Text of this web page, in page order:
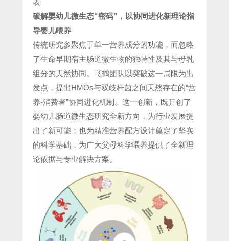
破解婴幼儿微生态“密码”，以协同进化新理论指
导婴儿喂养
传统研究多聚焦于单一营养成分的功能，而忽略
了生命早期宿主肠道微生物的独特性及其与母乳
组分的天然协同。飞鹤团队以突破这一局限为出
发点，提出HMOs与双歧杆菌之间天然存在的“营
养-消费者”协同进化机制。这一创新，既开创了
婴幼儿肠道微生态研究全新方向，为行业发展提
出了新可能；也为精准营养配方设计奠定了坚实
的科学基础，为广大父母科学喂养提供了全新理
论依据与专业解决方案。